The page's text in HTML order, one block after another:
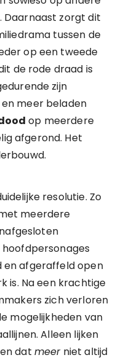
Daarnaast zorgt dit
tussen de
op een tweede
de rode draad is
zijn
meer beladen
op meerdere
afgerond. Het
resolutie. Zo
meerdere
en afgeraffeld open
is. Na een krachtige
zich verloren
mogelijkheden van
Alleen lijken
dat meerniet altijd